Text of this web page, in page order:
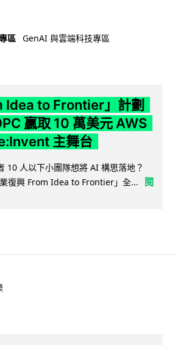
區 GenAI 與雲端科技專區
Idea to Frontier」計劃
贏取 10 萬美元 AWS
主舞台
10 人以下小團隊想將 AI 構思落地？
復興 From Idea to Frontier」全...
閱